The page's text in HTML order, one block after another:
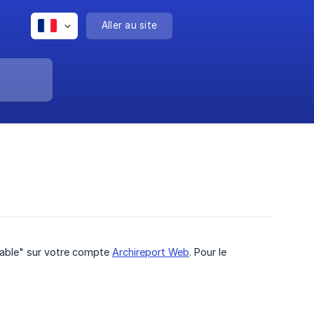
Aller au site
sur votre compte Archireport Web. Pour le